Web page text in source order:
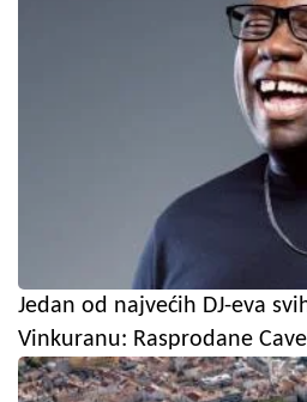
Jedan od najvećih DJ-eva
Vinkuranu: Rasprodane